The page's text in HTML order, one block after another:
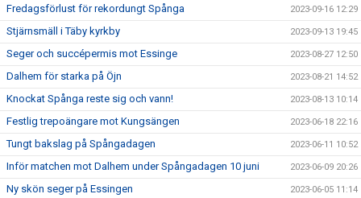
Fredagsförlust för rekordungt Spånga 2023-09-16 12:29
Stjärnsmäll i Täby kyrkby 2023-09-13 19:45
Seger och succépermis mot Essinge 2023-08-27 12:50
Dalhem för starka på Öjn 2023-08-21 14:52
Knockat Spånga reste sig och vann! 2023-08-13 10:14
Festlig trepoängare mot Kungsängen 2023-06-18 22:16
Tungt bakslag på Spångadagen 2023-06-11 10:52
Inför matchen mot Dalhem under Spångadagen 10 juni 2023-06-09 20:26
Ny skön seger på Essingen 2023-06-05 11:14